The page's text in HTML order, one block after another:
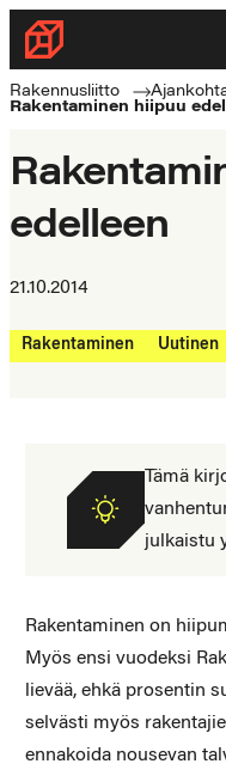
Siirry
suoraan
sisältöön
Rakennusliitto
Rakennusalan
ammattilaisten
Rakennusliitto
Rakentaminen hiipuu
edelleen
21.10.2014
Rakentaminen Uutinen
Tämä
julkaistu
Rakentaminen on
Myös ensi vuodeksi
lievää, ehkä prosentin
selvästi myös
ennakoida nousevan